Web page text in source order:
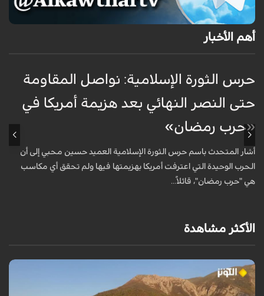
أهم الأخبار
حرس الثورة الإسلامية: نواصل المقاومة
حتى النصر النهائي بعد هزيمة أمريكا في
«حرب رمضان»
أشار المتحدث باسم حرس الثورة الإسلامية العميد حسين محبي إلى أن
الحرب الوحيدة التي اعترفت أمريكا بهزيمتها فيها ولم تحقق أي مكاسب
هي "حرب رمضان"، قائلاً...
الأكثر مشاهدة